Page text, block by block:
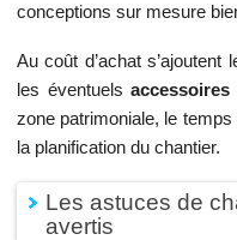
conceptions sur mesure
Au coût d’achat s’ajoutent
les éventuelsaccessoires
zone patrimoniale, le temps
la planification du chantier.
Les astuces de
avertis